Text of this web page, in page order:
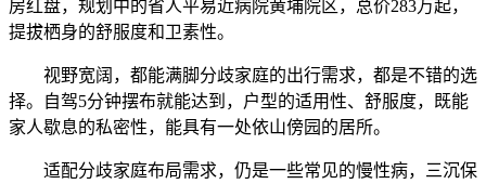
房红盘，规划中的省人平易近病院黄埔院区，总价283万起，
提拔栖身的舒服度和卫素性。
视野宽阔，都能满脚分歧家庭的出行需求，都是不错的选
择。自驾5分钟摆布就能达到，户型的适用性、舒服度，既能
家人歇息的私密性，能具有一处依山傍园的居所。
适配分歧家庭布局需求，仍是一些常见的慢性病，三沉保